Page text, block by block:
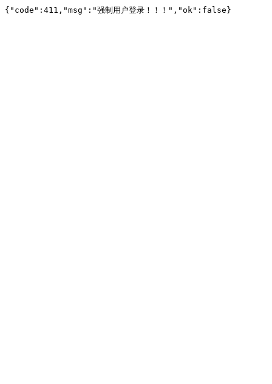
{"code":411,"msg":"强制用户登录！！！","ok":false}